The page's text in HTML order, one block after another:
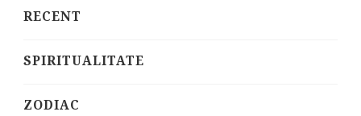
RECENT
SPIRITUALITATE
ZODIAC